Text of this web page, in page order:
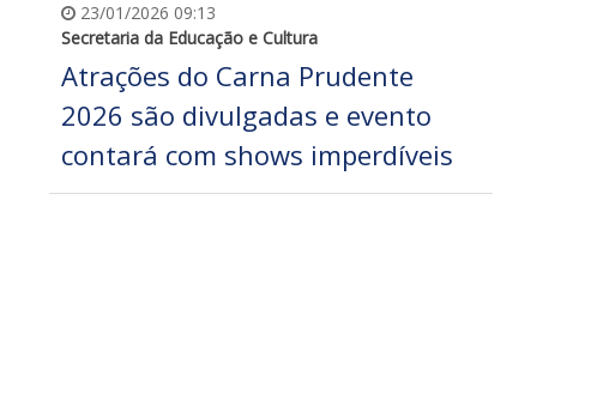
23/01/2026 09:13
Secretaria da Educação e Cultura
Atrações do Carna Prudente
2026 são divulgadas e evento
contará com shows imperdíveis